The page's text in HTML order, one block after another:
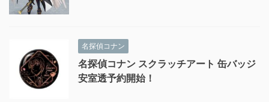
名探偵コナン
名探偵コナン スクラッチアート 缶バッジ
安室透予約開始！